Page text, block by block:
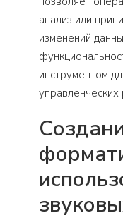
анализ или
изменений
инструментом